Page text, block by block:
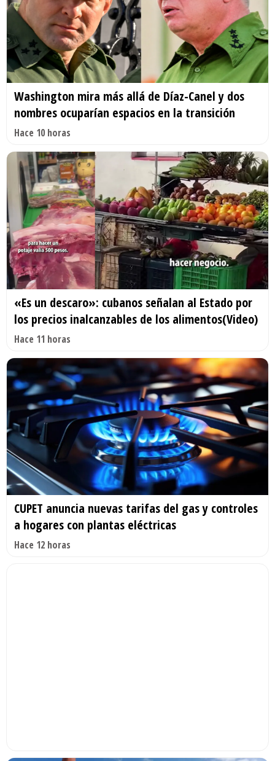
Washington mira más allá de Díaz-Canel y dos
nombres ocuparían espacios en la transición
Hace 10 horas
«Es un descaro»: cubanos señalan al Estado por
los precios inalcanzables de los alimentos(Video)
Hace 11 horas
CUPET anuncia nuevas tarifas del gas y controles
a hogares con plantas eléctricas
Hace 12 horas